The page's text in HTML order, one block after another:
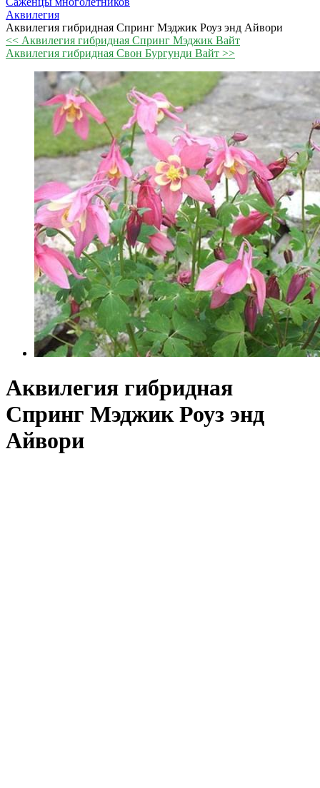
Аквилегия
Аквилегия гибридная Спринг Мэджик Роуз энд Айвори
<< Аквилегия гибридная Спринг Мэджик Вайт
Аквилегия гибридная Свон Бургунди Вайт >>
Аквилегия гибридная
Спринг Мэджик Роуз энд
Айвори